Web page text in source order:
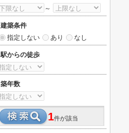
～
建築条件
指定しない
あり なし
駅からの徒歩
築年数
1件が該当